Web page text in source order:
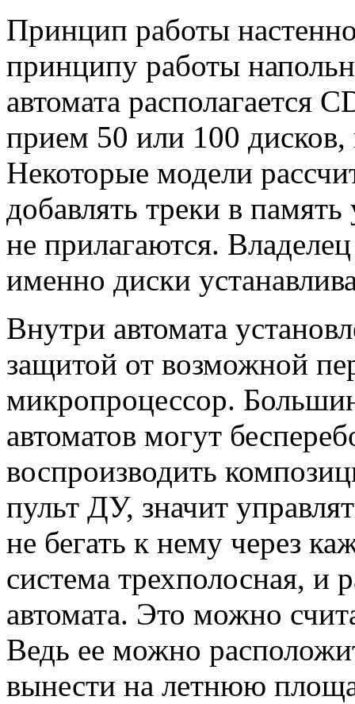
Принцип работы
принципу работы
автомата располагается
прием 50 или 100 дисков,
Некоторые модели
добавлять треки в
не прилагаются.
именно диски
Внутри автомата
защитой от возможной
микропроцессор.
автоматов могут
воспроизводить
пульт ДУ, значит
не бегать к нему через
система трехполосная, и
автомата. Это можно
Ведь ее можно
вынести на летнюю